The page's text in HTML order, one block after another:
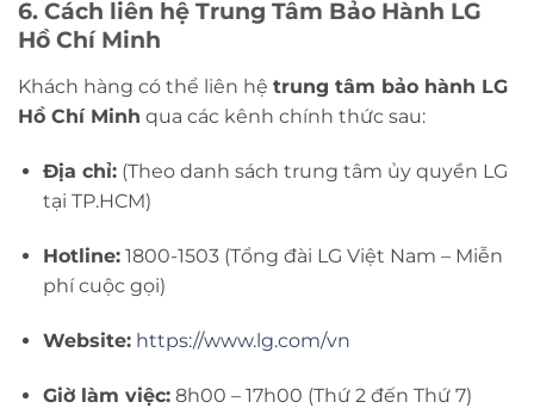
6. Cách liên hệ Trung Tâm Bảo Hành LG
Hồ Chí Minh
Khách hàng có thể liên hệ trung tâm bảo hành LG
Hồ Chí Minh qua các kênh chính thức sau:
Địa chỉ:(Theo danh sách trung tâm ủy quyền LG
tại TP.HCM)
Hotline:1800-1503 (Tổng đài LG Việt Nam – Miễn
phí cuộc gọi)
Website: https://www.lg.com/vn
Giờ làm việc:8h00 – 17h00 (Thứ 2 đến Thứ 7)